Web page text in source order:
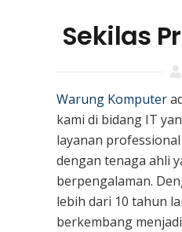
Sekilas
Warung Komputer
kami di bidang IT
layanan
dengan tenaga ahli
berpengalaman.
lebih dari 10 tahun
berkembang